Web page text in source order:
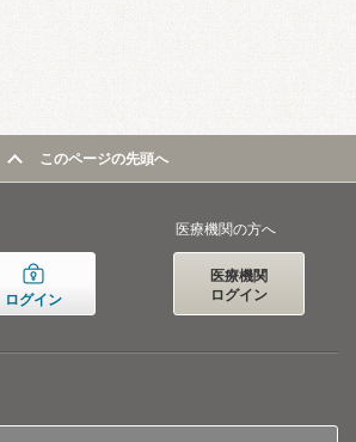
このページの先頭へ
ログイン
医療機関の方へ
医療機関
ログイン